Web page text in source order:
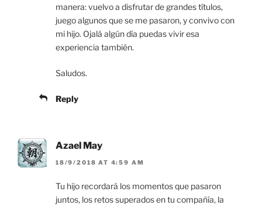
manera: vuelvo a disfrutar de grandes títulos,
juego algunos que se me pasaron, y convivo con
mi hijo. Ojalá algún día puedas vivir esa
experiencia también.
Saludos.
Reply
Azael May
18/9/2018 AT 4:59 AM
Tu hijo recordará los momentos que pasaron
juntos, los retos superados en tu compañía, la